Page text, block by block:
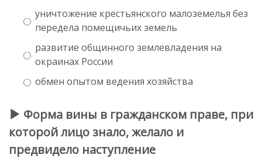
уничтожение крестьянского малоземелья без
передела помещичьих земель
развитие общинного землевладения на
окраинах России
обмен опытом ведения хозяйства
Форма вины в гражданском праве, при
которой лицо знало, желало и
предвидело наступление